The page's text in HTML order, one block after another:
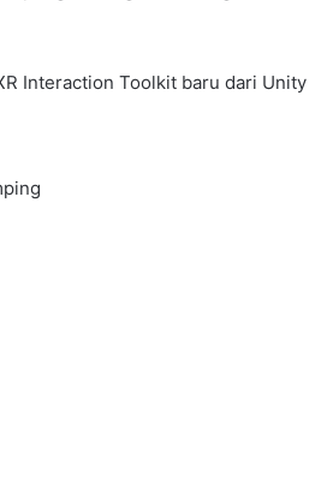
Interaction Toolkit baru dari Unity